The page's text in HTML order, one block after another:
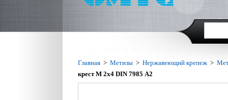
Главная > Метизы > Нержавеющий крепеж >
крест M 2х4 DIN 7985 А2